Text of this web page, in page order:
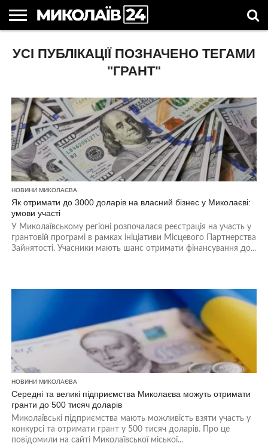
НОВИНИ
НОВИНИ
МИКОЛАЄВА
МИКОЛАЇВСЬКА
ОБЛАСТЬ
НОВИНИ
СПОРТУ
УКРАЇНА
ТА СВІТ
НОВИНИ
КОМПАНІЙ
АСТРОЛОГІЯ
СВЯТА
В
КОРИСНІ
СТАТТІ
УСІ ПУБЛІКАЦІЇ ПОЗНАЧЕНО ТЕГАМИ
"ГРАНТ"
НОВИНИ МИКОЛАЄВА
Як отримати до 3000 доларів на власний бізнес у Миколаєві:
умови участі
У Миколаївському регіоні розпочалася реєстрація на участь у
грантовій програмі в рамках ініціативи Місцевого Партнерства
Зайнятості. Учасники мають шанс отримати фінансування до...
НОВИНИ МИКОЛАЄВА
Середні та великі підприємства Миколаєва можуть отримати
гранти до 500 тисяч доларів
Миколаївські підприємства мають можливість взяти участь у
конкурсі та отримати грант у 500 тисяч доларів. Про це
повідомили на сайті Миколаївської міської...